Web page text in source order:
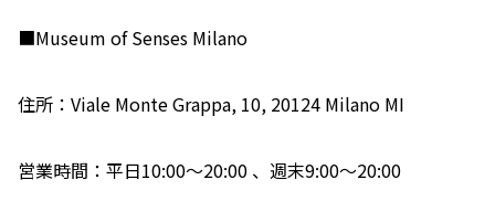
■Museum of Senses Milano
住所：Viale Monte Grappa, 10, 20124 Milano MI
営業時間：平日10:00〜20:00 、週末9:00〜20:00